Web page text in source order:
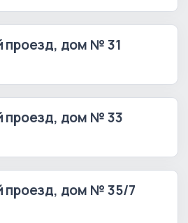
проезд, дом № 31
проезд, дом № 33
проезд, дом № 35/7